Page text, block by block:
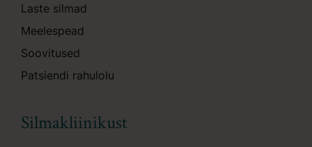
Laste silmad
Meelespead
Soovitused
Patsiendi rahulolu
Silmakliinikust